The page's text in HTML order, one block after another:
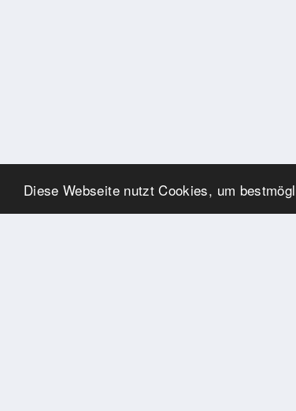
Diese Webseite nutzt Cookies, um